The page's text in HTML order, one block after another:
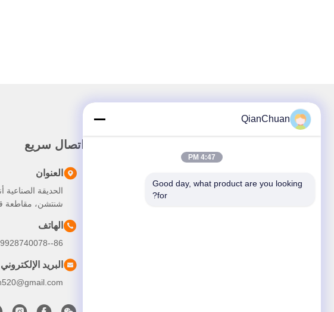
اتصال سريع
العنوان
الحديقة الصناعية
شنتشن، مقاطعة
الهاتف
86--19928740078
البريد الإلكتروني
QianChuan
4:47 PM
Good day, what product are you looking
for?